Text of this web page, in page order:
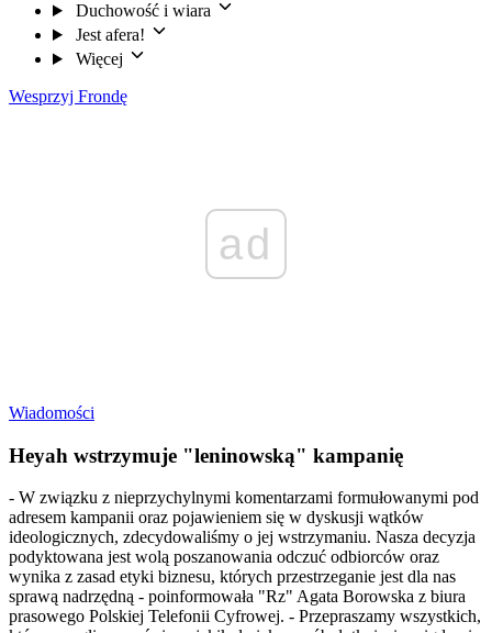
Duchowość i wiara
Jest afera!
Więcej
Wesprzyj Frondę
ad
Wiadomości
Heyah wstrzymuje "leninowską" kampanię
- W związku z nieprzychylnymi komentarzami formułowanymi pod
adresem kampanii oraz pojawieniem się w dyskusji wątków
ideologicznych, zdecydowaliśmy o jej wstrzymaniu. Nasza decyzja
podyktowana jest wolą poszanowania odczuć odbiorców oraz
wynika z zasad etyki biznesu, których przestrzeganie jest dla nas
sprawą nadrzędną - poinformowała "Rz" Agata Borowska z biura
prasowego Polskiej Telefonii Cyfrowej. - Przepraszamy wszystkich,